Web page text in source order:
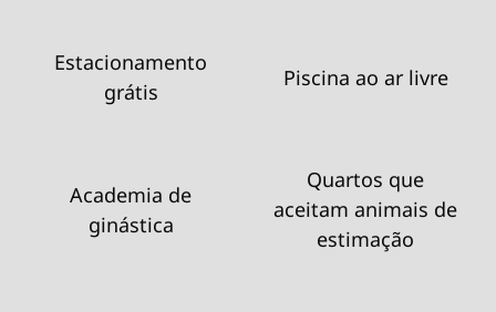
Estacionamento
grátis
Piscina ao ar livre
Academia de
ginástica
Quartos que
aceitam animais de
estimação